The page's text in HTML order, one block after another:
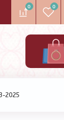
0 0
2025